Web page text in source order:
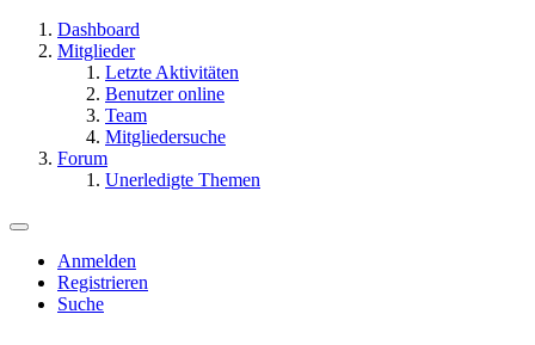
Dashboard
Mitglieder
Letzte Aktivitäten
Benutzer online
Team
Mitgliedersuche
Forum
Unerledigte Themen
Anmelden
Registrieren
Suche